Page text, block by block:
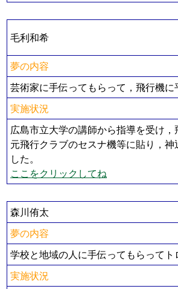
毛利和希
夢の内容
芸術家に手伝ってもらって，飛行機
実施状況
広島市立大学の講師から指導を受け
元飛行クラブのセスナ機等に貼り，
した。
ここをクリックしてね
森川侑太
夢の内容
学校と地域の人に手伝ってもらって
実施状況